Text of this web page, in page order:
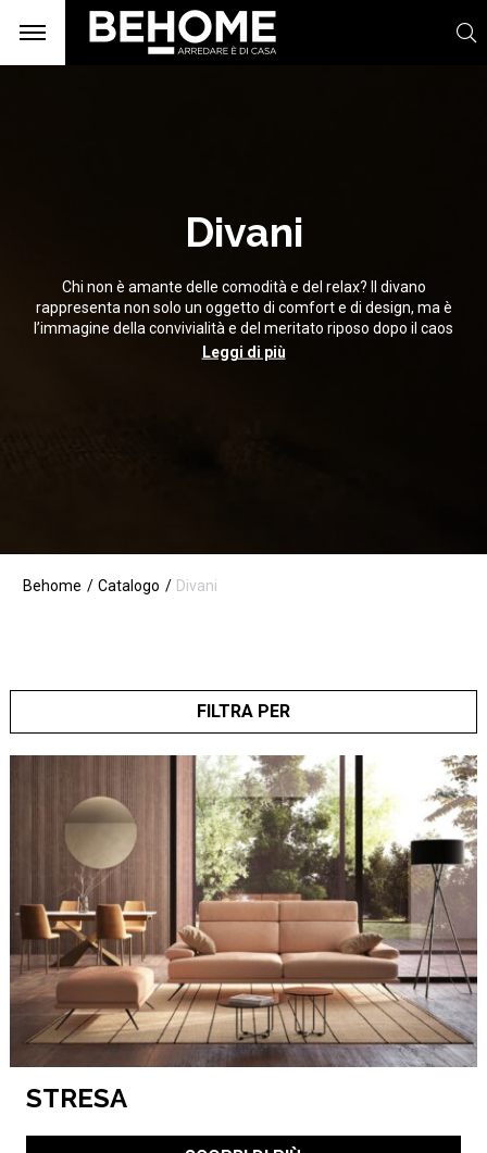
Divani
Chi non è amante delle comodità e del relax? Il divano
rappresenta non solo un oggetto di comfort e di design, ma è
l’immagine della convivialità e del meritato riposo dopo il caos
giornaliero. Hai la stanza troppo piccola o troppo grande e non
Leggi di più
Behome Catalogo Divani
FILTRA PER
STRESA